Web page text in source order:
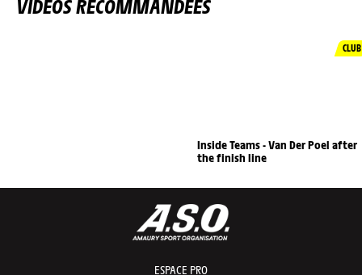
VIDÉOS RECOMMANDÉES
CLUB
Inside Teams - Van Der Poel after
the finish line
ESPACE PRO